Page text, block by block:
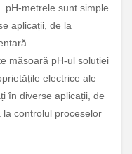
pH-metrele sunt simple
aplicații, de la
măsoară pH-ul soluției
electrice ale
în diverse aplicații, de
controlul proceselor